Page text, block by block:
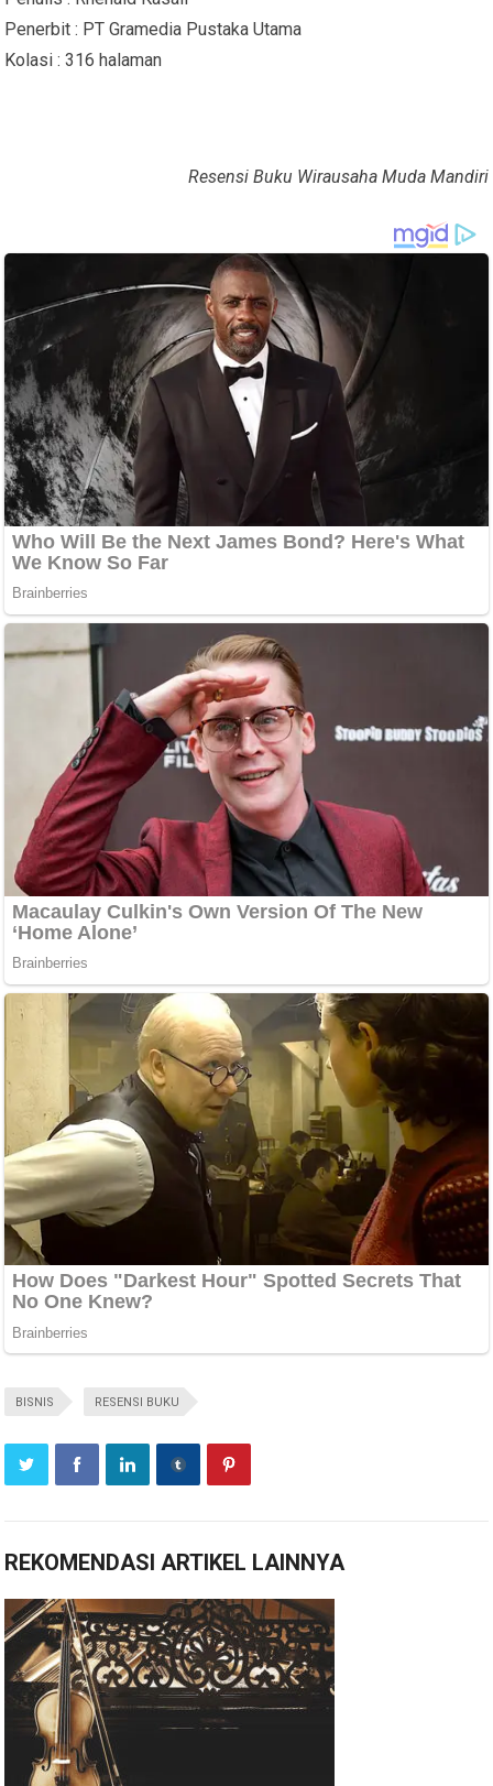
Penerbit : PT Gramedia Pustaka Utama
Kolasi : 316 halaman
Resensi Buku Wirausaha Muda Mandiri
BISNIS RESENSI BUKU
REKOMENDASI ARTIKEL LAINNYA